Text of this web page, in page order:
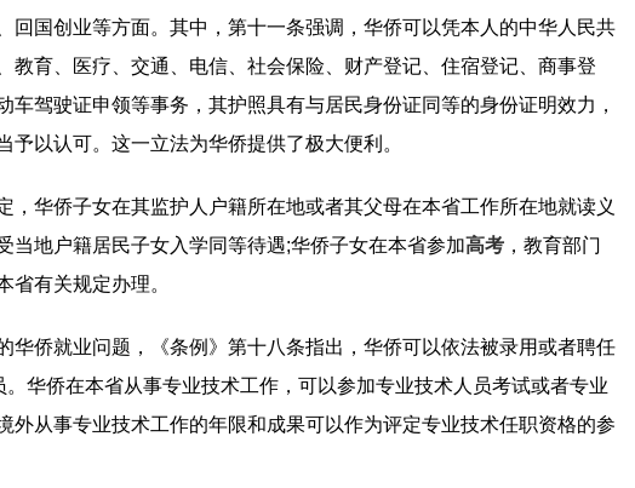
回国创业等方面。其中，第十一条强调，华侨可以凭本人的中华人民共
教育、医疗、交通、电信、社会保险、财产登记、住宿登记、商事登
车驾驶证申领等事务，其护照具有与居民身份证同等的身份证明效力，
予以认可。这一立法为华侨提供了极大便利。
，华侨子女在其监护人户籍所在地或者其父母在本省工作所在地就读义
当地户籍居民子女入学同等待遇;华侨子女在本省参加高考 ，教育部门
省有关规定办理。
华侨就业问题，《条例》第十八条指出，华侨可以依法被录用或者聘任
。华侨在本省从事专业技术工作，可以参加专业技术人员考试或者专业
外从事专业技术工作的年限和成果可以作为评定专业技术任职资格的参